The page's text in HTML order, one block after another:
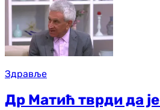
Здравље
Др Матић тврди да